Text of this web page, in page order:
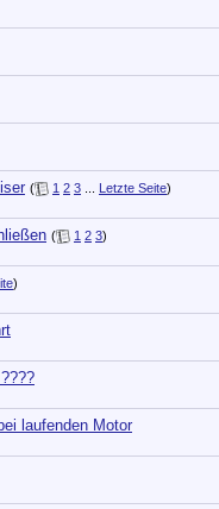
( 1 2 3 Letzte Seite)
( 1 2 3)
)
laufenden Motor